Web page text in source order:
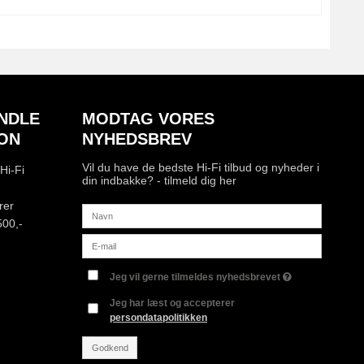
Fi
MODTAG VORES
NYHEDSBREV
Vil du have de bedste Hi-Fi tilbud og nyheder i
din indbakke? - tilmeld dig her
Jeg vil gerne tilmeldes nyhedsbrevet
Jeg har læst og accepterer
persondatapolitikken
Godkend